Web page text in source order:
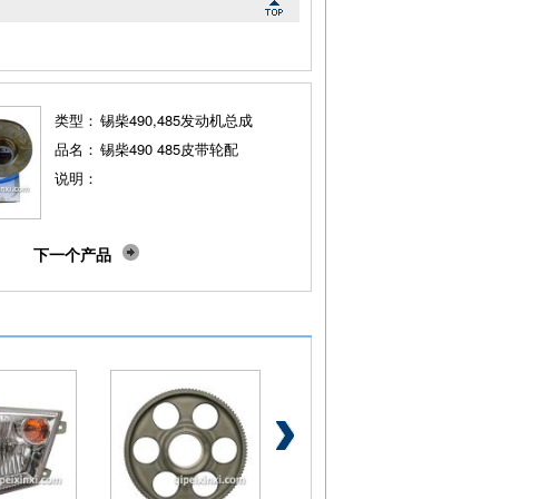
类型： 锡柴490,485发动机总成
品名： 锡柴490 485皮带轮配
说明：
下一个产品